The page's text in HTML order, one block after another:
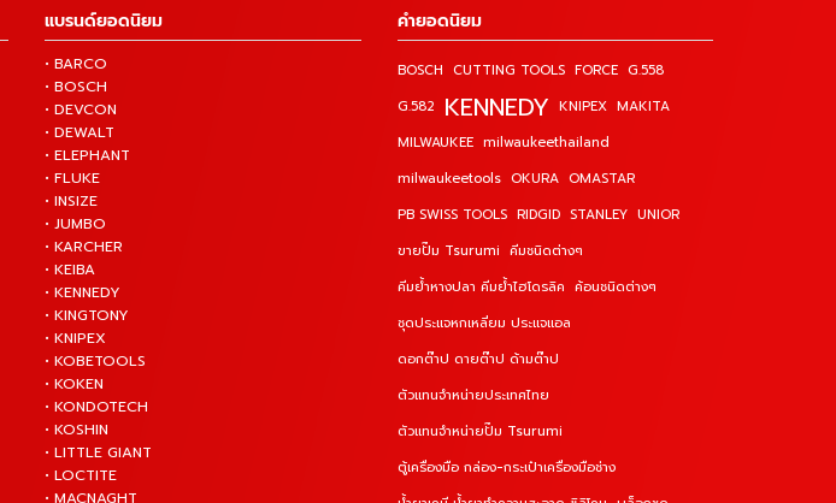
แบรนด์ยอดนิยม
• BARCO
• BOSCH
• DEVCON
• DEWALT
• ELEPHANT
• FLUKE
• INSIZE
• JUMBO
• KARCHER
• KEIBA
• KENNEDY
• KINGTONY
• KNIPEX
• KOBETOOLS
• KOKEN
• KONDOTECH
• KOSHIN
• LITTLE GIANT
• LOCTITE
• MACNAGHT
คำยอดนิยม
BOSCH CUTTING TOOLS FORCE G.558
G.582 KENNEDY KNIPEX MAKITA
MILWAUKEE milwaukeethailand
milwaukeetools OKURA OMASTAR
PB SWISS TOOLS RIDGID STANLEY UNIOR
ขายปั๊ม Tsurumi คีมชนิดต่างๆ
คีมย้ำหางปลา คีมย้ำไฮโดรลิค ค้อนชนิดต่างๆ
ชุดประแจหกเหลี่ยม ประแจแอล
ดอกต๊าป ดายต๊าป ด้ามต๊าป
ตัวแทนจำหน่ายประเทศไทย
ตัวแทนจำหน่ายปั๊ม Tsurumi
ตู้เครื่องมือ กล่อง-กระเป๋าเครื่องมือช่าง